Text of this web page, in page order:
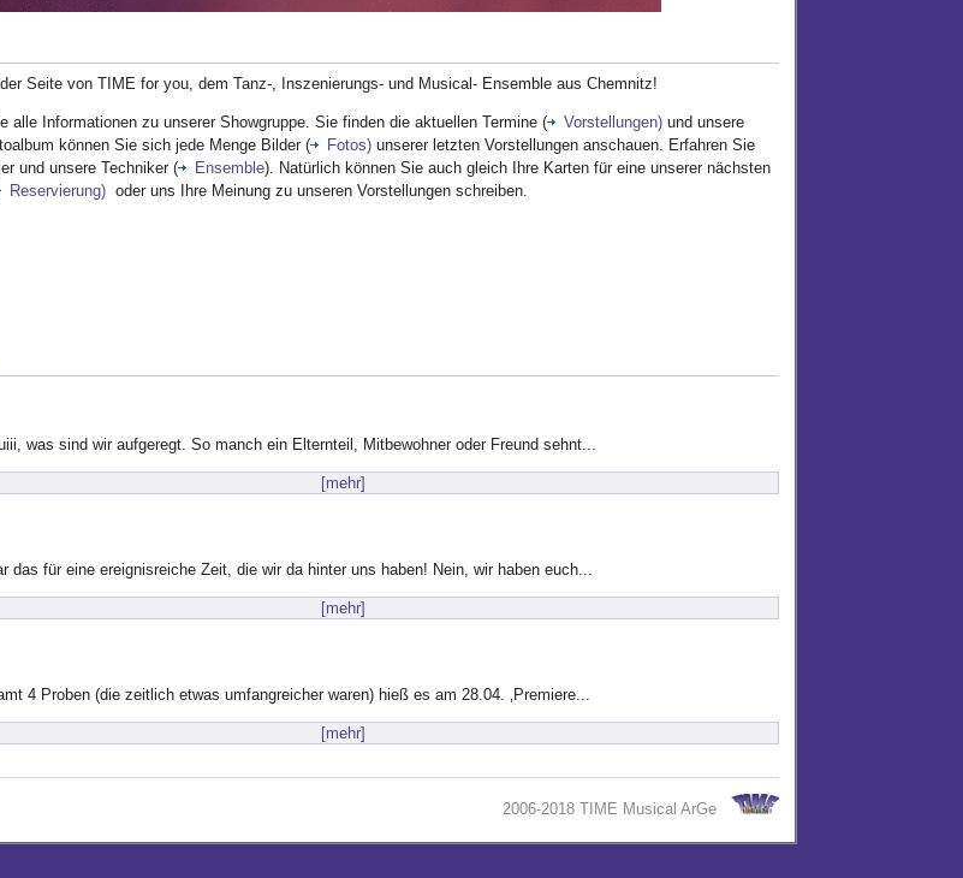
Seite von TIME for you, dem Tanz-, Inszenierungs- und Musical- Ensemble aus Chemnitz!
alle Informationen zu unserer Showgruppe. Sie finden die aktuellen Termine ( Vorstellungen) und unsere
können Sie sich jede Menge Bilder (
Fotos) unserer letzten Vorstellungen anschauen. Erfahren Sie
und unsere Techniker (
Ensemble). Natürlich können Sie auch gleich Ihre Karten für eine unserer nächsten
Reservierung) oder uns Ihre Meinung zu unseren Vorstellungen schreiben.
was sind wir aufgeregt. So manch ein Elternteil, Mitbewohner oder Freund sehnt...
[mehr]
das für eine ereignisreiche Zeit, die wir da hinter uns haben! Nein, wir haben euch...
[mehr]
4 Proben (die zeitlich etwas umfangreicher waren) hieß es am 28.04. ‚Premiere...
[mehr]
2006-2018 TIME Musical ArGe